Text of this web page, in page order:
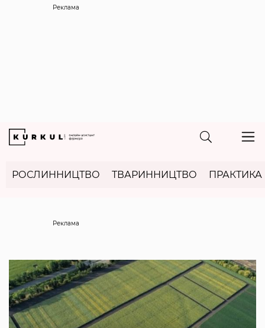
Реклама
РОСЛИННИЦТВО ТВАРИННИЦТВО ПРАКТИКА
Реклама